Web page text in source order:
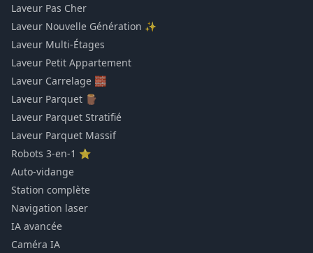
Laveur Pas Cher
Laveur Nouvelle Génération ✨
Laveur Multi-Étages
Laveur Petit Appartement
Laveur Carrelage 🧱
Laveur Parquet 🪵
Laveur Parquet Stratifié
Laveur Parquet Massif
Robots 3-en-1 ⭐
Auto-vidange
Station complète
Navigation laser
IA avancée
Caméra IA